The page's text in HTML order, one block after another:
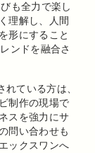
も全力で楽し
理解し、人間
形にすること
ンドを融合さ
ている方は、
制作の現場で
スを強力にサ
問い合わせも
ックスワンへ